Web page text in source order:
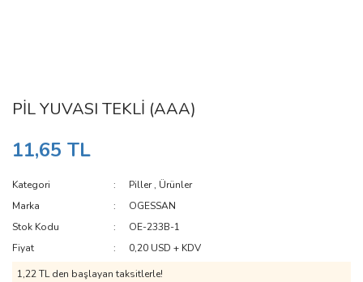
PİL YUVASI TEKLİ (AAA)
11,65 TL
Kategori Piller, Ürünler
Marka
OGESSAN
Stok Kodu
OE-233B-1
Fiyat
0,20 USD + KDV
1,22 TL den başlayan taksitlerle!